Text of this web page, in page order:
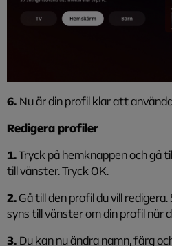
6. Nu är din profil klar att
Redigera profiler
1.Tryck på hemknappen och gå
till vänster. Tryck OK.
2.Gå till den profil du vill
syns till vänster om din profil när
3. Du kan nu ändra namn, färg